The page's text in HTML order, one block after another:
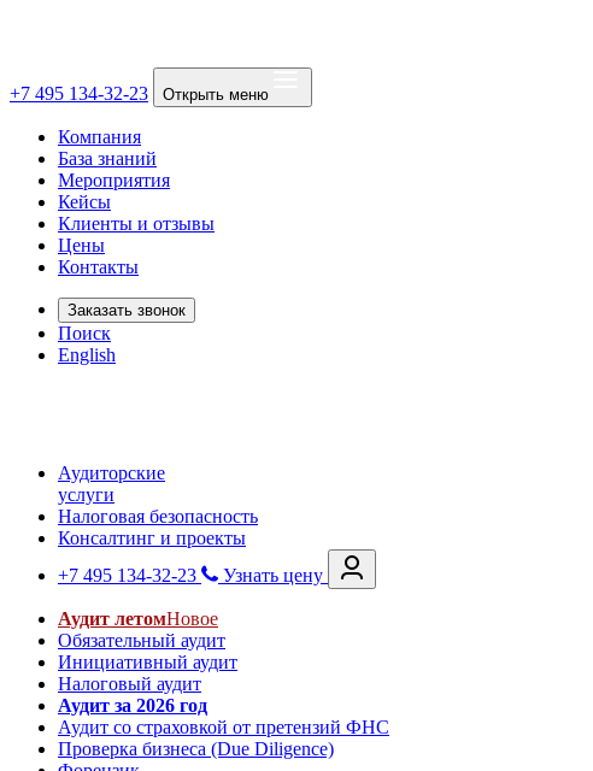
+7 495 134-32-23 Открыть меню
Компания
База знаний
Мероприятия
Кейсы
Клиенты и отзывы
Цены
Контакты
Заказать звонок
Поиск
English
Аудиторские
услуги
Налоговая безопасность
Консалтинг и проекты
+7 495 134-32-23
Узнать цену
Аудит летомНовое
Обязательный аудит
Инициативный аудит
Налоговый аудит
Аудит за 2026 год
Аудит со страховкой от претензий ФНС
Проверка бизнеса (Due Diligence)